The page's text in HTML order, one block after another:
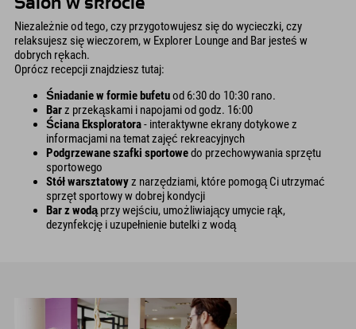
Salon w skrócie
Niezależnie od tego, czy przygotowujesz się do wycieczki, czy
relaksujesz się wieczorem, w Explorer Lounge and Bar jesteś w
dobrych rękach.
Oprócz recepcji znajdziesz tutaj:
Śniadanie w formie bufetuod 6:30 do 10:30 rano.
Barz przekąskami i napojami od godz. 16:00
Ściana Eksploratora- interaktywne ekrany dotykowe z
informacjami na temat zajęć rekreacyjnych
Podgrzewane szafki sportowedo przechowywania sprzętu
sportowego
Stół warsztatowyz narzędziami, które pomogą Ci utrzymać
sprzęt sportowy w dobrej kondycji
Bar z wodąprzy wejściu, umożliwiający umycie rąk,
dezynfekcję i uzupełnienie butelki z wodą